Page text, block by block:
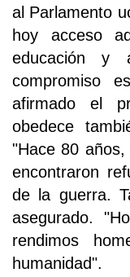
al Parlamento
hoy acceso
educación y
compromiso
afirmado el
obedece
"Hace 80
encontraron
de la guerra.
asegurado.
rendimos
humanidad".